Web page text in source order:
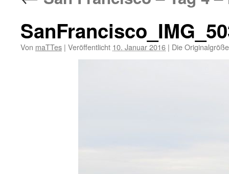
Von maTTes | Veröffentlicht 10. Januar 2016 | Die